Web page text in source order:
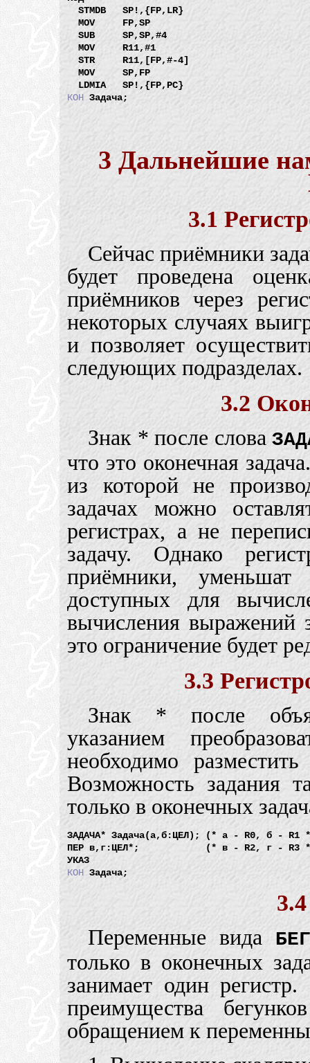
  STMDB   SP!,{FP,LR}
  MOV     FP,SP
  SUB     SP,SP,#4
  MOV     R11,#1
  STR     R11,[FP,#-4]
  MOV     SP,FP
КОН
3 Дальнейшие
3.1
Сейчас приёмники
будет проведена
приёмников через
некоторых случаях
и позволяет
следующих подразделах.
3.2
Знак * после слова
что это оконечная
из которой не
задачах можно
регистрах, а не
задачу. Однако
приёмники, уменьшат
доступных для
вычисления выражений
это ограничение будет
3.3
Знак * после
указанием
необходимо
Возможность задания
только в оконечных
ЗАДАЧА* Задача(а,б:ЦЕЛ); (* а - R0, б - R1
ПЕР в,г:ЦЕЛ*;            (* в - R2, г -
КОН
Переменные вида
только в оконечных
занимает один
преимущества
обращением к